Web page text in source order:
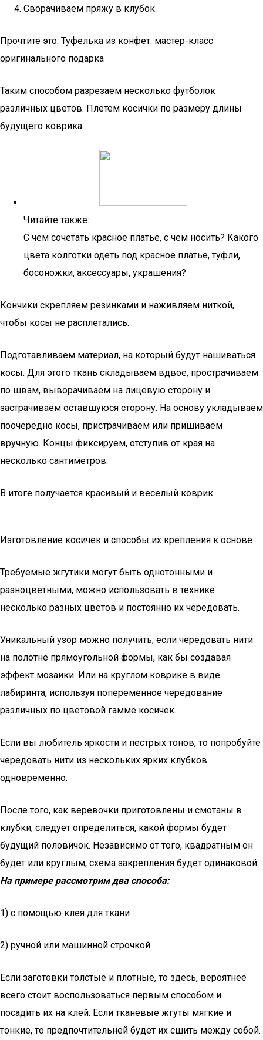
Сворачиваем пряжу в клубок.
Прочтите это: Туфелька из конфет: мастер-класс
оригинального подарка
Таким способом разрезаем несколько футболок
различных цветов. Плетем косички по размеру длины
будущего коврика.
Читайте также:
С чем сочетать красное платье, с чем носить? Какого
цвета колготки одеть под красное платье, туфли,
босоножки, аксессуары, украшения?
Кончики скрепляем резинками и наживляем ниткой,
чтобы косы не расплетались.
Подготавливаем материал, на который будут нашиваться
косы. Для этого ткань складываем вдвое, прострачиваем
по швам, выворачиваем на лицевую сторону и
застрачиваем оставшуюся сторону. На основу укладываем
поочередно косы, пристрачиваем или пришиваем
вручную. Концы фиксируем, отступив от края на
несколько сантиметров.
В итоге получается красивый и веселый коврик.
Изготовление косичек и способы их крепления к основе
Требуемые жгутики могут быть однотонными и
разноцветными, можно использовать в технике
несколько разных цветов и постоянно их чередовать.
Уникальный узор можно получить, если чередовать нити
на полотне прямоугольной формы, как бы создавая
эффект мозаики. Или на круглом коврике в виде
лабиринта, используя попеременное чередование
различных по цветовой гамме косичек.
Если вы любитель яркости и пестрых тонов, то попробуйте
чередовать нити из нескольких ярких клубков
одновременно.
После того, как веревочки приготовлены и смотаны в
клубки, следует определиться, какой формы будет
будущий половичок. Независимо от того, квадратным он
будет или круглым, схема закрепления будет одинаковой.
На примере рассмотрим два способа:
1) с помощью клея для ткани
2) ручной или машинной строчкой.
Если заготовки толстые и плотные, то здесь, вероятнее
всего стоит воспользоваться первым способом и
посадить их на клей. Если тканевые жгуты мягкие и
тонкие, то предпочтительней будет их сшить между собой.